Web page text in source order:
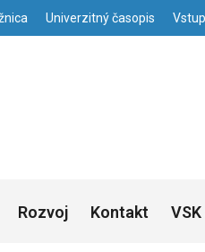
Skočiť na hlavný obsah
Univerzitný časopis
Rozvoj Kontakt